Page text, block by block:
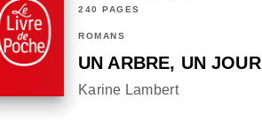
240 PAGES
ROMANS
UN ARBRE, UN JOUR
Karine Lambert